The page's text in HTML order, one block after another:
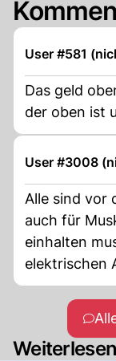
User #581
Das geld
der oben ist
User #3008
Alle sind vor
auch für
einhalten
elektrischen
worden.
Patente
Weiterlesen